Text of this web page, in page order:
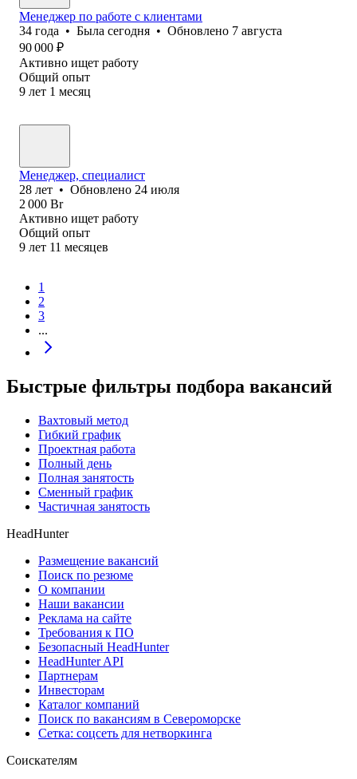
Менеджер по работе с клиентами
34 года • Была сегодня • Обновлено 7 августа
90 000 ₽
Активно ищет работу
Общий опыт
9 лет 1 месяц
Менеджер, специалист
28 лет • Обновлено 24 июля
2 000 Br
Активно ищет работу
Общий опыт
9 лет 11 месяцев
1
2
3
...
Быстрые фильтры подбора вакансий
Вахтовый метод
Гибкий график
Проектная работа
Полный день
Полная занятость
Сменный график
Частичная занятость
HeadHunter
Размещение вакансий
Поиск по резюме
О компании
Наши вакансии
Реклама на сайте
Требования к ПО
Безопасный HeadHunter
HeadHunter API
Партнерам
Инвесторам
Каталог компаний
Поиск по вакансиям в Североморске
Сетка: соцсеть для нетворкинга
Соискателям